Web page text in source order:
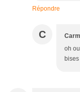
Répondre
C
oh
bises